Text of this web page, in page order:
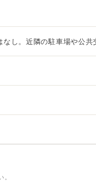
し。近隣の駐車場や公共